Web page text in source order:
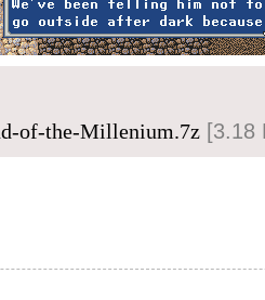
of-the-Millenium.7z [3.18